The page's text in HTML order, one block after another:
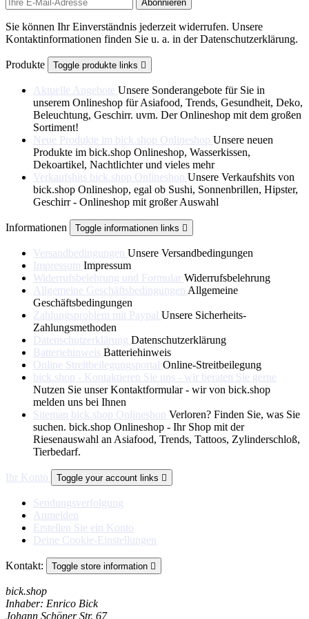
Sie können Ihr Einverständnis jederzeit widerrufen. Unsere
Kontaktinformationen finden Sie u. a. in der Datenschutzerklärung.
Produkte Toggle produkte links 
Aktuelle Angebote Unsere Sonderangebote für Sie in
unserem Onlineshop für Asiafood, Trends, Gesundheit, Deko,
Beleuchtung, Geschirr. uvm. Der Onlineshop mit dem großen
Sortiment!
Neue Produkte im bick.shop Onlineshop Unsere neuen
Produkte im bick.shop Onlineshop, Wasserkissen,
Dekoartikel, Nachtlichter und vieles mehr
Verkaufshits bick.shop Onlineshop Unsere Verkaufshits von
bick.shop Onlineshop, egal ob Sushi, Sonnenbrillen, Hipster,
Geschirr - Onlineshop mit großer Auswahl
Informationen Toggle informationen links 
Versandbedingungen Unsere Versandbedingungen
Impressum Impressum
Widerrufsbelehrung und Formular Widerrufsbelehrung
Allgemeine Geschäftsbedingungen Allgemeine
Geschäftsbedingungen
Zahlungsproblem mit Paypal Unsere Sicherheits-
Zahlungsmethoden
Datenschutzerklärung Datenschutzerklärung
Batteriehinweis Batteriehinweis
Online Streitbeilegungsportal Online-Streitbeilegung
bick.shop - Kontaktieren Sie uns - wir beraten Sie gerne
Nutzen Sie unser Kontaktformular - wir von bick.shop
melden uns bei Ihnen
Sitemap bick.shop Onlineshop Verloren? Finden Sie, was Sie
suchen. bick.shop Onlineshop - Ihr Shop mit der
Riesenauswahl an Asiafood, Trends, Tattoos, Zylinderschloß,
Tierbedarf.
Ihr Konto Toggle your account links 
Sendungsverfolgung
Anmelden
Erstellen Sie ein Konto
Deine Cookie-Einstellungen
Kontakt: Toggle store information 
bick.shop
Inhaber: Enrico Bick
Johann Schöner Str. 67